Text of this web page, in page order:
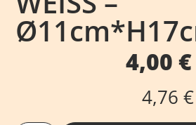
4,00 €
4,76 €